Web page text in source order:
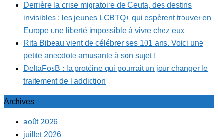
Derrière la crise migratoire de Ceuta, des destins
invisibles : les jeunes LGBTQ+ qui espèrent trouver en
Europe une liberté impossible à vivre chez eux
Rita Bibeau vient de célébrer ses 101 ans. Voici une
petite anecdote amusante à son sujet !
DeltaFosB : la protéine qui pourrait un jour changer le
traitement de l’addiction
Archives
août 2026
juillet 2026